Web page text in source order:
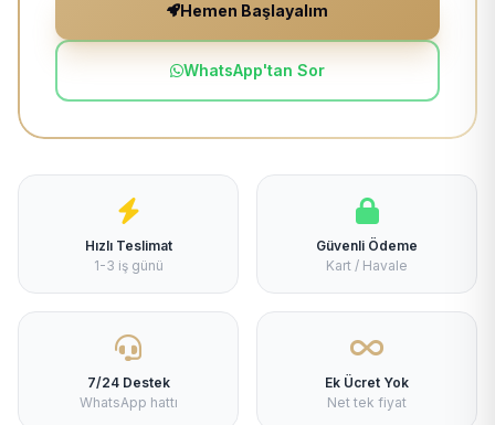
Hemen Başlayalım
WhatsApp'tan Sor
Hızlı Teslimat
1-3 iş günü
Güvenli Ödeme
Kart / Havale
7/24 Destek
WhatsApp hattı
Ek Ücret Yok
Net tek fiyat